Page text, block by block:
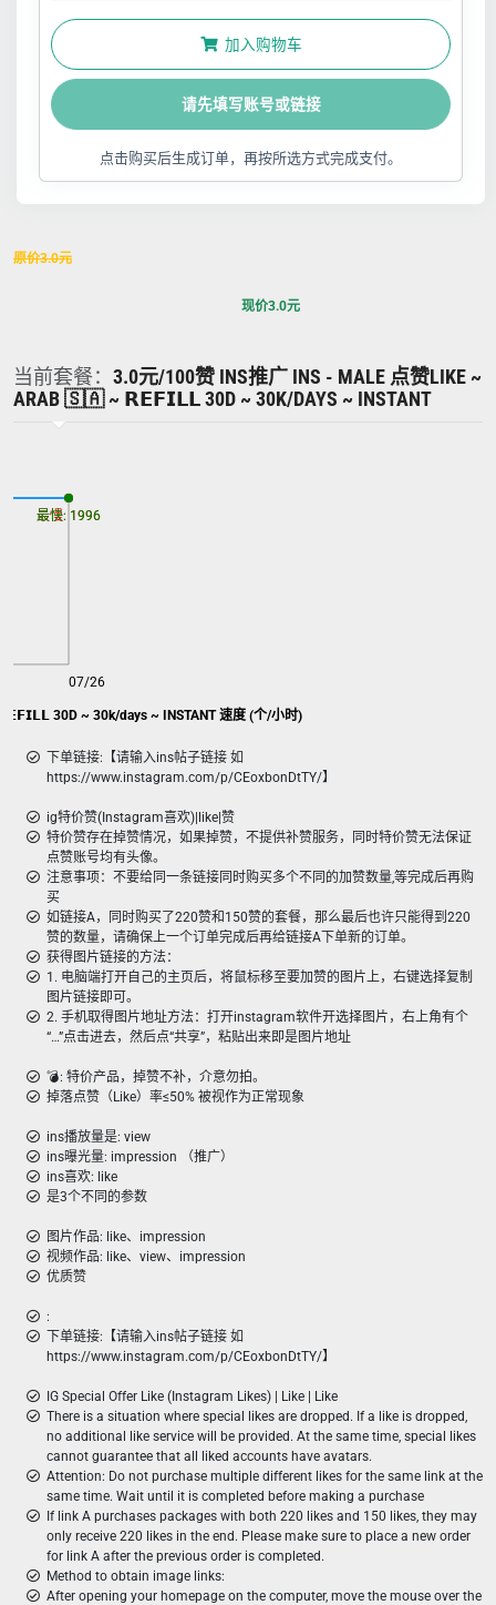
加入购物车
请先填写账号或链接
点击购买后生成订单，再按所选方式完成支付。
原价3.0元
现价3.0元
当前套餐： 3.0元/100赞 INS推广 INS - MALE 点赞LIKE ~
ARAB 🇸🇦 ~ 𝗥𝗘𝗙𝗜𝗟𝗟 30D ~ 30K/DAYS ~ INSTANT
30D ~ 30k/days ~ INSTANT 速度 (个/小时)
07/26
最慢: 1996
最快: 1996
下单链接:【请输入ins帖子链接 如
https://www.instagram.com/p/CEoxbonDtTY/】
ig特价赞(Instagram喜欢)|like|赞
特价赞存在掉赞情况，如果掉赞，不提供补赞服务，同时特价赞无法保证
点赞账号均有头像。
注意事项：不要给同一条链接同时购买多个不同的加赞数量,等完成后再购
买
如链接A，同时购买了220赞和150赞的套餐，那么最后也许只能得到220
赞的数量，请确保上一个订单完成后再给链接A下单新的订单。
获得图片链接的方法：
1. 电脑端打开自己的主页后，将鼠标移至要加赞的图片上，右键选择复制
图片链接即可。
2. 手机取得图片地址方法：打开instagram软件开选择图片，右上角有个
“…”点击进去，然后点“共享”，粘贴出来即是图片地址
💣︎: 特价产品，掉赞不补，介意勿拍。
掉落点赞（Like）率≤50% 被视作为正常现象
ins播放量是: view
ins曝光量: impression （推广）
ins喜欢: like
是3个不同的参数
图片作品: like、impression
视频作品: like、view、impression
优质赞
:
下单链接:【请输入ins帖子链接 如
https://www.instagram.com/p/CEoxbonDtTY/】
IG Special Offer Like (Instagram Likes) | Like | Like
There is a situation where special likes are dropped. If a like is dropped,
no additional like service will be provided. At the same time, special likes
cannot guarantee that all liked accounts have avatars.
Attention: Do not purchase multiple different likes for the same link at the
same time. Wait until it is completed before making a purchase
If link A purchases packages with both 220 likes and 150 likes, they may
only receive 220 likes in the end. Please make sure to place a new order
for link A after the previous order is completed.
Method to obtain image links:
After opening your homepage on the computer, move the mouse over the